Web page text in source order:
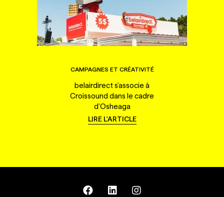
CAMPAGNES ET CRÉATIVITÉ
belairdirect s'associe à
Croissound dans le cadre
d'Osheaga
LIRE L'ARTICLE